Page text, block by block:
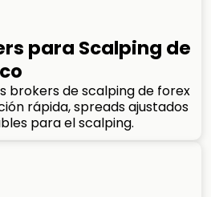
para Scalping de
brokers de scalping de forex
rápida, spreads ajustados
para el scalping.